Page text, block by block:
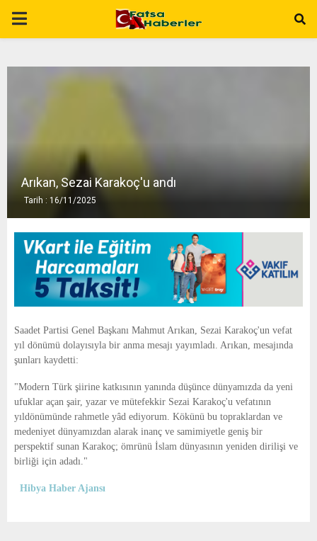
P
A
E
N
U
Arıkan, Sezai Karakoç'u andı
Tarih : 16/11/2025
Saadet Partisi Genel Başkanı Mahmut Arıkan, Sezai Karakoç'un vefat
yıl dönümü dolayısıyla bir anma mesajı yayımladı. Arıkan, mesajında
şunları kaydetti:
"Modern Türk şiirine katkısının yanında düşünce dünyamızda da yeni
ufuklar açan şair, yazar ve mütefekkir Sezai Karakoç'u vefatının
yıldönümünde rahmetle yâd ediyorum. Kökünü bu topraklardan ve
medeniyet dünyamızdan alarak inanç ve samimiyetle geniş bir
perspektif sunan Karakoç; ömrünü İslam dünyasının yeniden dirilişi ve
birliği için adadı."
Hibya Haber Ajansı